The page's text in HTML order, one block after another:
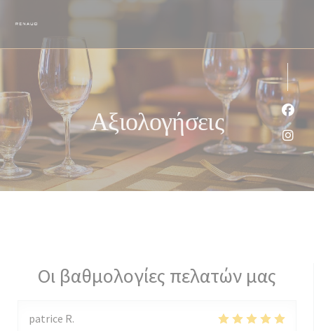
Αξιολογήσεις
Οι βαθμολογίες πελατών μας
patrice R